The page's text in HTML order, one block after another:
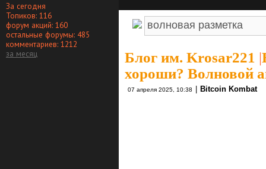
За сегодня
Топиков: 116
форум акций: 160
остальные форумы: 485
комментариев: 1212
за месяц
Блог им. Krosar221 |
хороши? Волновой
07 апреля 2025, 10:38 Bitcoin Kombat